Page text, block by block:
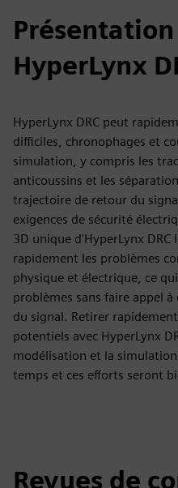
HyperLynx
HyperLynx DRC peut
difficiles, chronophages et
simulation, y compris les
anticoussins et les
trajectoire de retour du
exigences de sécurité
3D unique d'HyperLynx
rapidement les problèmes
physique et électrique, ce
problèmes sans faire appel
du signal. Retirer
potentiels avec HyperLynx
modélisation et la
temps et ces efforts seront
Revues de